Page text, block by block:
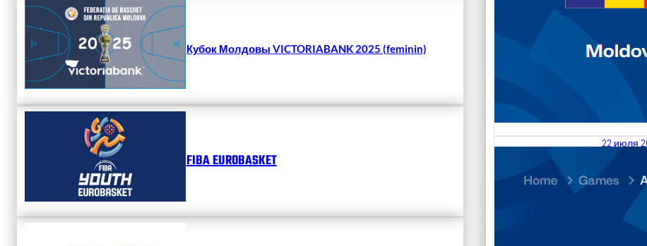
Кубок Молдовы VICTORIABANK 2025 (feminin)
FIBA EUROBASKET
22 июля
Division
Читать